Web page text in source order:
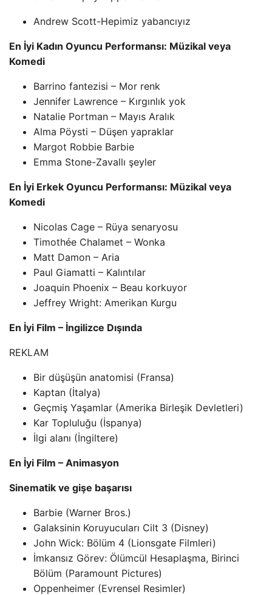
Andrew Scott-Hepimiz yabancıyız
En İyi Kadın Oyuncu Performansı: Müzikal veya
Komedi
Barrino fantezisi – Mor renk
Jennifer Lawrence – Kırgınlık yok
Natalie Portman – Mayıs Aralık
Alma Pöysti – Düşen yapraklar
Margot Robbie Barbie
Emma Stone-Zavallı şeyler
En İyi Erkek Oyuncu Performansı: Müzikal veya
Komedi
Nicolas Cage – Rüya senaryosu
Timothée Chalamet – Wonka
Matt Damon – Aria
Paul Giamatti – Kalıntılar
Joaquin Phoenix – Beau korkuyor
Jeffrey Wright: Amerikan Kurgu
En İyi Film – İngilizce Dışında
REKLAM
Bir düşüşün anatomisi (Fransa)
Kaptan (İtalya)
Geçmiş Yaşamlar (Amerika Birleşik Devletleri)
Kar Topluluğu (İspanya)
İlgi alanı (İngiltere)
En İyi Film – Animasyon
Sinematik ve gişe başarısı
Barbie (Warner Bros.)
Galaksinin Koruyucuları Cilt 3 (Disney)
John Wick: Bölüm 4 (Lionsgate Filmleri)
İmkansız Görev: Ölümcül Hesaplaşma, Birinci
Bölüm (Paramount Pictures)
Oppenheimer (Evrensel Resimler)